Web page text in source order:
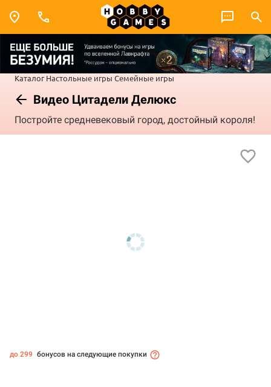
Каталог Настольные игры Семейные игры
Видео Цитадели Делюкс
Постройте средневековый город, достойный короля!
до 299 бонусов на следующие покупки